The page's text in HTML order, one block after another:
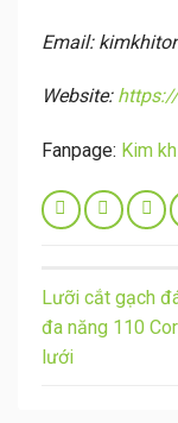
Email:
Website:
Fanpage: Kim
Lưỡi cắt gạch
đa năng 110
lưới